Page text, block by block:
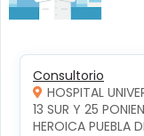
Consultorio
HOSPITAL
13 SUR Y 25
HEROICA PUEBLA